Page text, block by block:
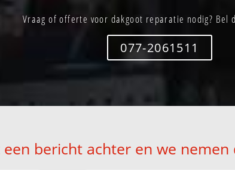
Vraag of offerte voor dakgoot reparatie nodig? Bel
077-2061511
een bericht achter en we